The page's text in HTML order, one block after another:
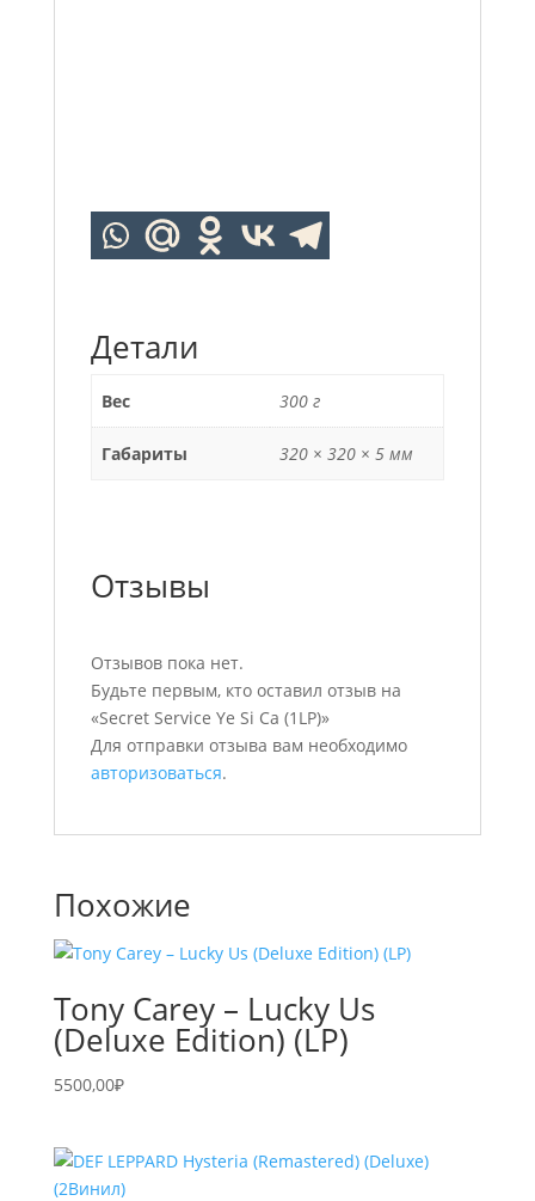
Детали
Вес 300 г
Габариты 320 × 320 × 5 мм
Отзывы
Отзывов пока нет.
Будьте первым, кто оставил отзыв на
«Secret Service Ye Si Ca (1LP)»
Для отправки отзыва вам необходимо
авторизоваться.
Похожие
Tony Carey – Lucky Us
(Deluxe Edition) (LP)
5500,00₽